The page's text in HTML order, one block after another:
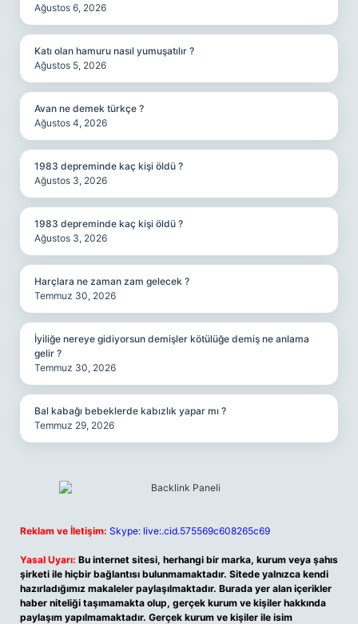
Ağustos 6, 2026
Katı olan hamuru nasıl yumuşatılır ?
Ağustos 5, 2026
Avan ne demek türkçe ?
Ağustos 4, 2026
1983 depreminde kaç kişi öldü ?
Ağustos 3, 2026
1983 depreminde kaç kişi öldü ?
Ağustos 3, 2026
Harçlara ne zaman zam gelecek ?
Temmuz 30, 2026
İyiliğe nereye gidiyorsun demişler kötülüğe demiş ne anlama
gelir ?
Temmuz 30, 2026
Bal kabağı bebeklerde kabızlık yapar mı ?
Temmuz 29, 2026
Reklam ve İletişim: Skype: live:.cid.575569c608265c69
Yasal Uyarı: Bu internet sitesi, herhangi bir marka, kurum veya şahıs
şirketi ile hiçbir bağlantısı bulunmamaktadır. Sitede yalnızca kendi
hazırladığımız makaleler paylaşılmaktadır. Burada yer alan içerikler
haber niteliği taşımamakta olup, gerçek kurum ve kişiler hakkında
paylaşım yapılmamaktadır. Gerçek kurum ve kişiler ile isim